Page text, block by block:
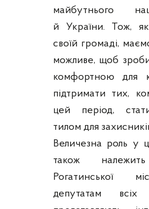
майбутнього
й України. Тож,
своїй громаді,
можливе, щоб
комфортною для
підтримати тих,
цей період,
тилом для
Величезна роль у
також
Рогатинської
депутатам всіх